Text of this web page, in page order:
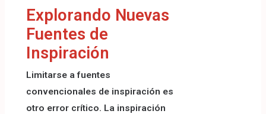
Explorando Nuevas
Fuentes de
Inspiración
Limitarse a fuentes
convencionales de inspiración es
otro error crítico. La inspiración